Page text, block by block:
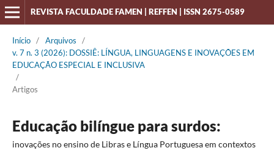
REVISTA FACULDADE FAMEN | REFFEN | ISSN 2675-0589
Início / Arquivos
/
v. 7 n. 3 (2026): DOSSIÊ: LÍNGUA, LINGUAGENS E INOVAÇÕES EM
EDUCAÇÃO ESPECIAL E INCLUSIVA
/
Artigos
Educação bilíngue para surdos:
inovações no ensino de Libras e Língua Portuguesa em contextos